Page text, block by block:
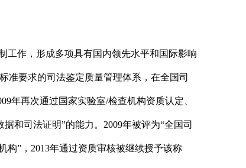
工作，形成多项具有国内领先水平和国际影响
准要求的司法鉴定质量管理体系，在全国司
年再次通过国家实验室/检查机构资质认定、
和司法证明”的能力。2009年被评为“全国司
构”，2013年通过资质审核被继续授予该称